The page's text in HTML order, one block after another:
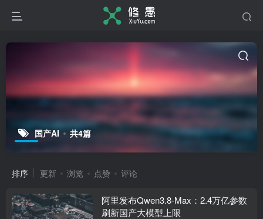
国产AI 共4篇
排序 更新 浏览 点赞 评论
阿里发布Qwen3.8-Max：2.4万亿参数
刷新国产大模型上限